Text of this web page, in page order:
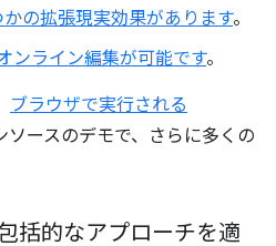
の拡張現実効果があります。
ンライン編集が可能です。
ブラウザで実行される
ソースのデモで、さらに多くの
括的なアプローチを適